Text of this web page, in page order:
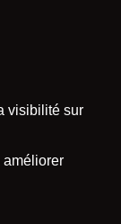
visibilité sur